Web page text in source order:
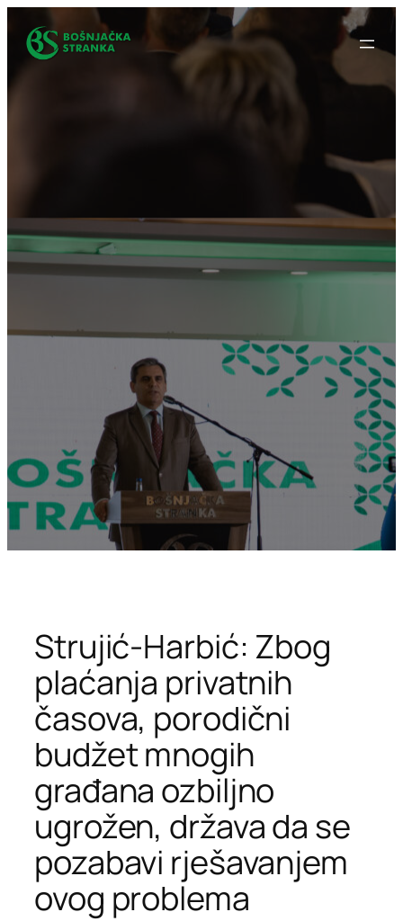
sadržaj
Strujić-Harbić: Zbog
plaćanja privatnih
časova, porodični
budžet mnogih
građana ozbiljno
ugrožen, država da se
pozabavi rješavanjem
ovog problema